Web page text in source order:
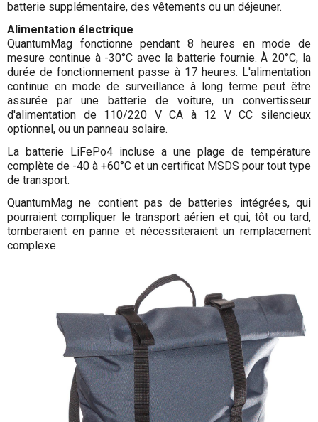
batterie supplémentaire, des vêtements ou un déjeuner.
Alimentation électrique
QuantumMag fonctionne pendant 8 heures en mode de
mesure continue à -30°C avec la batterie fournie. À 20°C, la
durée de fonctionnement passe à 17 heures. L'alimentation
continue en mode de surveillance à long terme peut être
assurée par une batterie de voiture, un convertisseur
d'alimentation de 110/220 V СА à 12 V СС silencieux
optionnel, ou un panneau solaire.
La batterie LiFePo4 incluse a une plage de température
complète de -40 à +60°C et un certificat MSDS pour tout type
de transport.
QuantumMag ne contient pas de batteries intégrées, qui
pourraient compliquer le transport aérien et qui, tôt ou tard,
tomberaient en panne et nécessiteraient un remplacement
complexe.